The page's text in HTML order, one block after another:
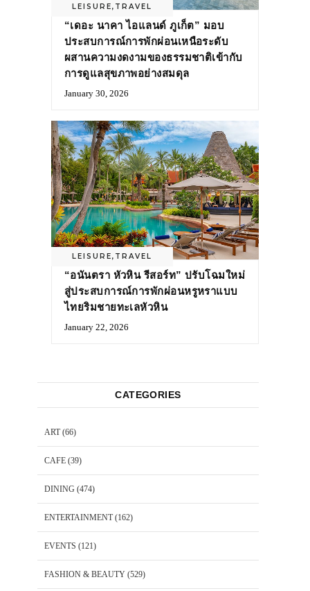
LEISURE, TRAVEL
“เดอะ นาคา ไอแลนด์ ภูเก็ต” มอบ
ประสบการณ์การพักผ่อนเหนือระดับ
ผสานความงดงามของธรรมชาติเข้ากับ
การดูแลสุขภาพอย่างสมดุล
January 30, 2026
LEISURE, TRAVEL
“อนันตรา หัวหิน รีสอร์ท” ปรับโฉมใหม่
สู่ประสบการณ์การพักผ่อนหรูหราแบบ
ไทยริมชายทะเลหัวหิน
January 22, 2026
CATEGORIES
ART(66)
CAFE (39)
DINING (474)
ENTERTAINMENT(162)
EVENTS (121)
FASHION & BEAUTY (529)